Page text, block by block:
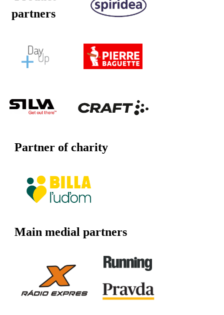
partners
Partner of charity
Main medial partners